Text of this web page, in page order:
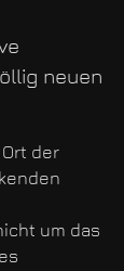
neuen
der
um das